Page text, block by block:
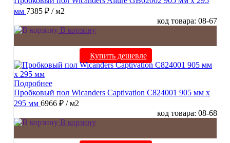
мм 7385 ₽ / м2
код товара: 08-67
В корзину
Купить дешевле
Подробнее
Пробковый пол Wicanders Captivation C824001 905 мм х
295 мм 6966 ₽ / м2
код товара: 08-68
В корзину